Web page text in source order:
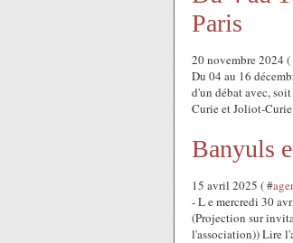
Paris
20 novembre 2024 (
Du 04 au 16
d'un débat avec,
Curie et Joliot-
Banyuls
15 avril 2025 ( #
- L e mercredi 30
(Projection sur
l'association)) Lire